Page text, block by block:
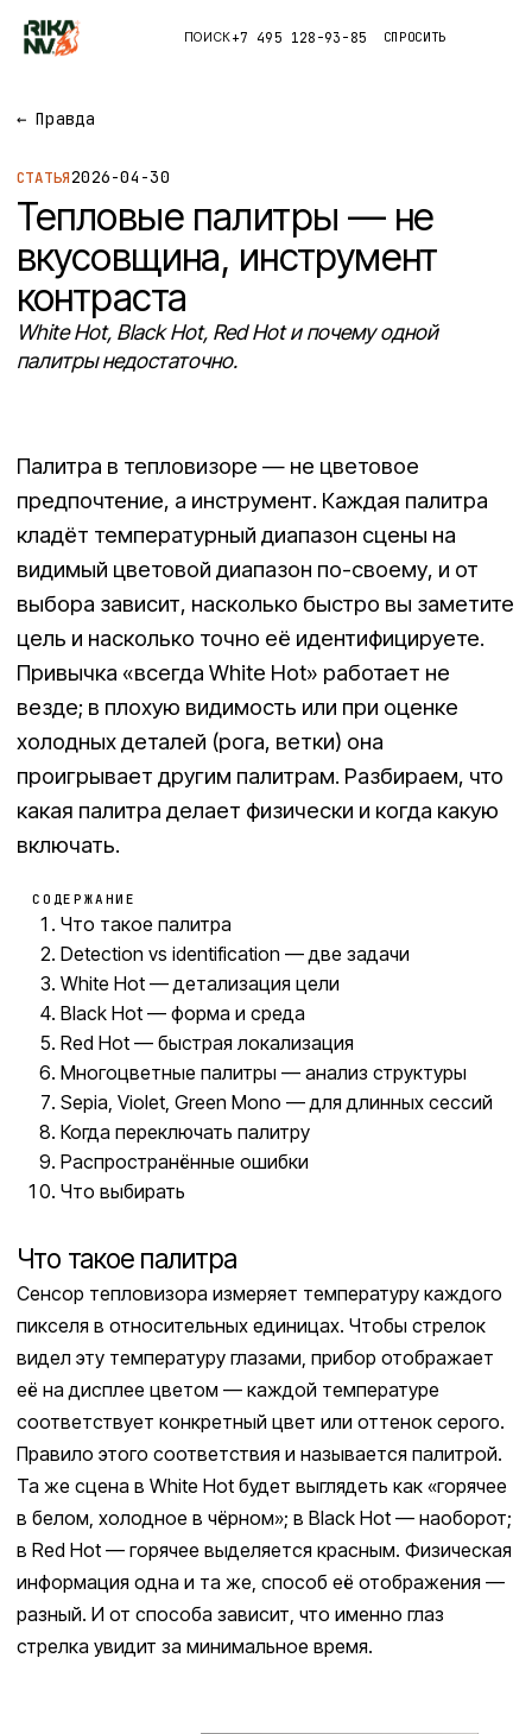
ПОИСК+7 495 128-93-85 СПРОСИТЬ
Каталог
Приложения
Глоссарий
←Правда
СТАТЬЯ2026-04-30
Тепловые палитры — не
вкусовщина, инструмент
контраста
White Hot, Black Hot, Red Hot и почему одной
палитры недостаточно.
Палитра в тепловизоре — не цветовое
предпочтение, а инструмент. Каждая палитра
кладёт температурный диапазон сцены на
видимый цветовой диапазон по-своему, и от
выбора зависит, насколько быстро вы заметите
цель и насколько точно её идентифицируете.
Привычка «всегда White Hot» работает не
везде; в плохую видимость или при оценке
холодных деталей (рога, ветки) она
проигрывает другим палитрам. Разбираем, что
какая палитра делает физически и когда какую
включать.
СОДЕРЖАНИЕ
Что такое палитра
Detection vs identification — две задачи
White Hot — детализация цели
Black Hot — форма и среда
Red Hot — быстрая локализация
Многоцветные палитры — анализ структуры
Sepia, Violet, Green Mono — для длинных сессий
Когда переключать палитру
Распространённые ошибки
Что выбирать
Что такое палитра
Сенсор тепловизора измеряет температуру каждого
пикселя в относительных единицах. Чтобы стрелок
видел эту температуру глазами, прибор отображает
её на дисплее цветом — каждой температуре
соответствует конкретный цвет или оттенок серого.
Правило этого соответствия и называется палитрой.
Та же сцена в White Hot будет выглядеть как «горячее
в белом, холодное в чёрном»; в Black Hot — наоборот;
в Red Hot — горячее выделяется красным. Физическая
информация одна и та же, способ её отображения —
разный. И от способа зависит, что именно глаз
стрелка увидит за минимальное время.